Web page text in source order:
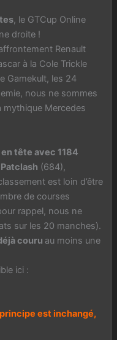
, le GTCup Online
droite !
Renault
à la Cole Trickle
Gamekult, les 24
nous ne sommes
mythique Mercedes
tête avec 1184
Patclash (684),
est loin d’être
de courses
rappel, nous ne
sur les 20 manches).
couru au moins une
ici :
est inchangé,